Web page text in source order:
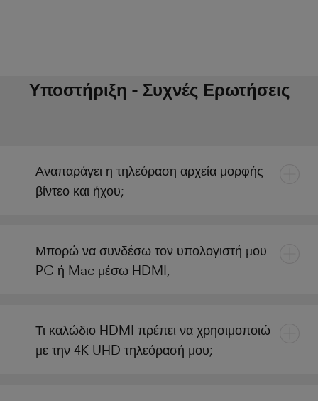
Υποστήριξη - Συχνές Ερωτήσεις
Αναπαράγει η τηλεόραση αρχεία μορφής
βίντεο και ήχου;
Μπορώ να συνδέσω τον υπολογιστή μου
PC ή Mac μέσω HDMI;
Τι καλώδιο HDMI πρέπει να χρησιμοποιώ
με την 4K UHD τηλεόρασή μου;